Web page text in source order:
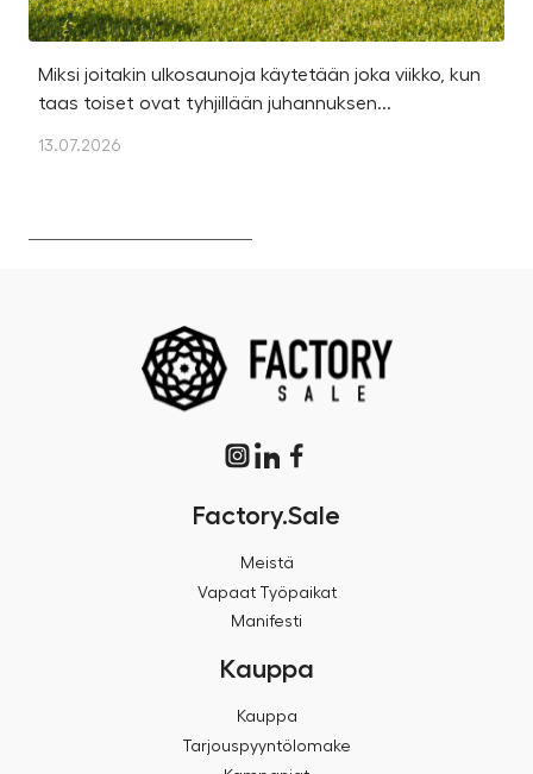
Miksi joitakin ulkosaunoja käytetään joka viikko, kun
taas toiset ovat tyhjillään juhannuksen...
13.07.2026
Factory.Sale
Meistä
Vapaat Työpaikat
Manifesti
Kauppa
Kauppa
Tarjouspyyntölomake